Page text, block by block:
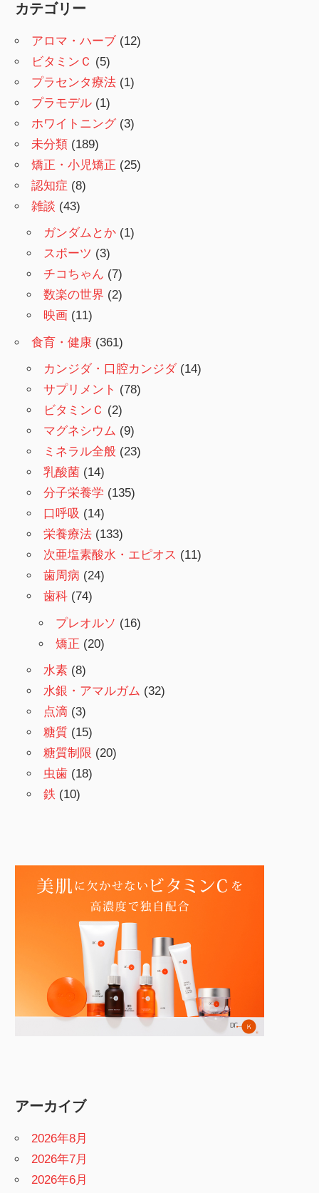
カテゴリー
アロマ・ハーブ(12)
ビタミンＣ (5)
プラセンタ療法 (1)
プラモデル (1)
ホワイトニング(3)
未分類 (189)
矯正・小児矯正 (25)
認知症 (8)
雑談 (43)
ガンダムとか (1)
スポーツ (3)
チコちゃん (7)
数楽の世界 (2)
映画 (11)
食育・健康 (361)
カンジダ・口腔カンジダ (14)
サプリメント (78)
ビタミンＣ (2)
マグネシウム (9)
ミネラル全般 (23)
乳酸菌 (14)
分子栄養学 (135)
口呼吸 (14)
栄養療法 (133)
次亜塩素酸水・エピオス (11)
歯周病 (24)
歯科 (74)
プレオルソ (16)
矯正 (20)
水素 (8)
水銀・アマルガム (32)
点滴 (3)
糖質 (15)
糖質制限 (20)
虫歯 (18)
鉄 (10)
アーカイブ
2026年8月
2026年7月
2026年6月